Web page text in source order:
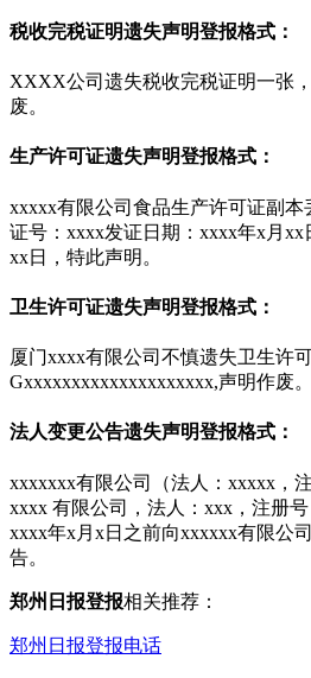
税收完税证明遗失声明登报格式：
XXXX公司遗失税收完税证明一张
废。
生产许可证遗失声明登报格式：
xxxxx有限公司食品生产许可证副本
证号：xxxx发证日期：xxxx年x月xx
xx日，特此声明。
卫生许可证遗失声明登报格式：
厦门xxxx有限公司不慎遗失卫生许
Gxxxxxxxxxxxxxxxxxxxx,声明作废。
法人变更公告遗失声明登报格式：
xxxxxxx有限公司（法人：xxxxx，
xxxx 有限公司，法人：xxx，注册
xxxx年x月x日之前向xxxxxx有限公
告。
郑州日报登报相关推荐：
郑州日报登报电话